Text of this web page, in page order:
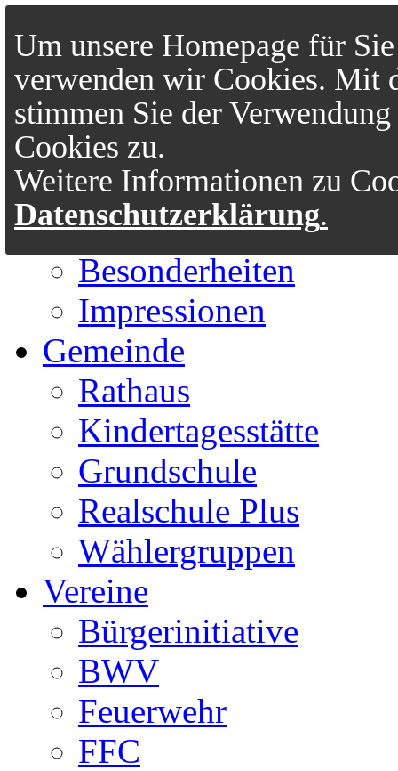
Start
Portrait
Geschichte
Besonderheiten
Impressionen
Gemeinde
Rathaus
Kindertagesstätte
Grundschule
Realschule Plus
Wählergruppen
Vereine
Bürgerinitiative
BWV
Feuerwehr
FFC
Um unsere Homepage für
verwenden wir Cookies. Mit
stimmen Sie der
Cookies zu.
Weitere Informationen zu
Datenschutzerklärung.